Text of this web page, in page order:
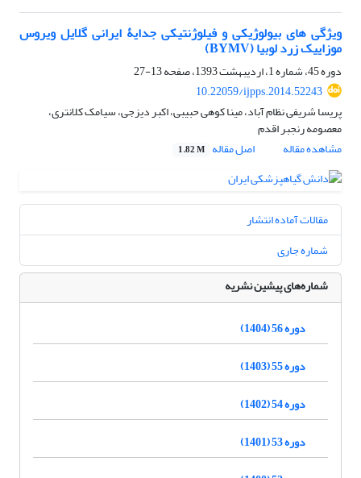
ویژگی های بیولوژیکی و فیلوژنتیکی جدایۀ ایرانی گلایل ویروس
موزاییک زرد لوبیا (BYMV)
دوره 45، شماره 1، اردیبهشت 1393، صفحه
13-27
10.22059/ijpps.2014.52243
پریسا شریفی نظام آباد، مینا کوهی حبیبی، اکبر دیزجی، سیامک کلانتری،
معصومه رنجبر اقدم
مشاهده مقاله
اصل مقاله 1.82 M
مقالات آماده انتشار
شماره جاری
شماره‌های پیشین نشریه
دوره 56 (1404)
دوره 55 (1403)
دوره 54 (1402)
دوره 53 (1401)